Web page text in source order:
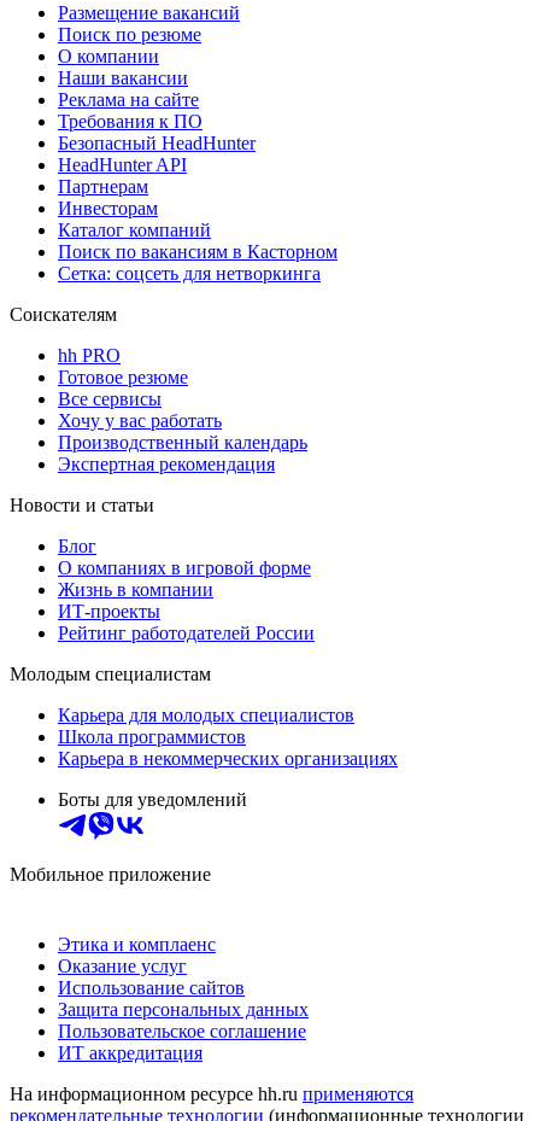
Размещение вакансий
Поиск по резюме
О компании
Наши вакансии
Реклама на сайте
Требования к ПО
Безопасный HeadHunter
HeadHunter API
Партнерам
Инвесторам
Каталог компаний
Поиск по вакансиям в Касторном
Сетка: соцсеть для нетворкинга
Соискателям
hh PRO
Готовое резюме
Все сервисы
Хочу у вас работать
Производственный календарь
Экспертная рекомендация
Новости и статьи
Блог
О компаниях в игровой форме
Жизнь в компании
ИТ-проекты
Рейтинг работодателей России
Молодым специалистам
Карьера для молодых специалистов
Школа программистов
Карьера в некоммерческих организациях
Боты для уведомлений
Мобильное приложение
Этика и комплаенс
Оказание услуг
Использование сайтов
Защита персональных данных
Пользовательское соглашение
ИТ аккредитация
На информационном ресурсе hh.ru применяются
рекомендательные технологии (информационные технологии